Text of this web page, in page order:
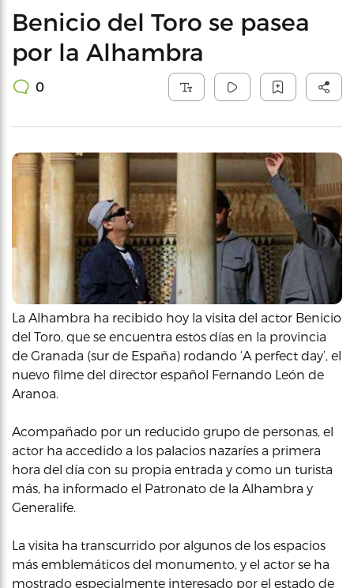
Benicio del Toro se pasea
por la Alhambra
0
La Alhambra ha recibido hoy la visita del actor Benicio
del Toro, que se encuentra estos días en la provincia
de Granada (sur de España) rodando ‘A perfect day’, el
nuevo filme del director español Fernando León de
Aranoa.
Acompañado por un reducido grupo de personas, el
actor ha accedido a los palacios nazaríes a primera
hora del día con su propia entrada y como un turista
más, ha informado el Patronato de la Alhambra y
Generalife.
La visita ha transcurrido por algunos de los espacios
más emblemáticos del monumento, y el actor se ha
mostrado especialmente interesado por el estado de